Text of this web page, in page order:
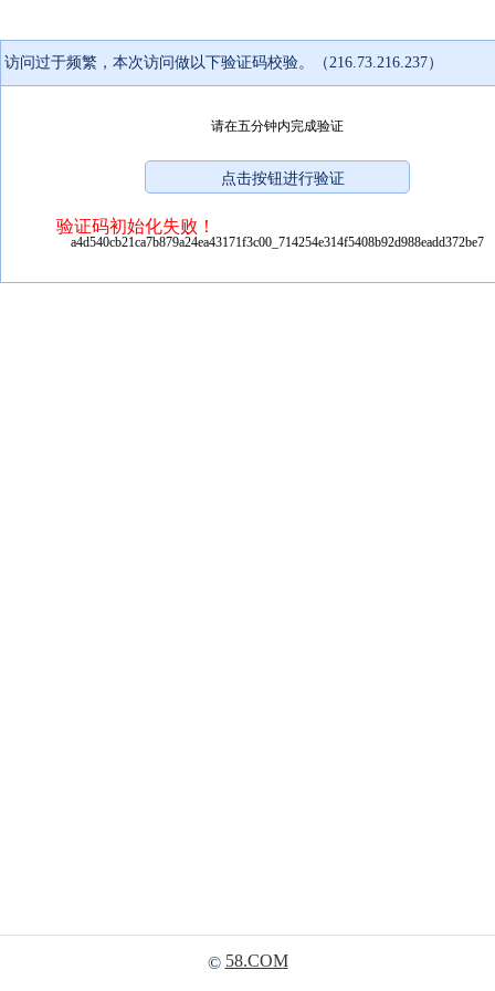
访问过于频繁，本次访问做以下验证码校验。（216.73.216.237）
请在五分钟内完成验证
验证码初始化失败！
a4d540cb21ca7b879a24ea43171f3c00_714254e314f5408b92d988eadd372be7
© 58.COM